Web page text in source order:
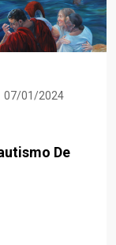
07/01/2024
De